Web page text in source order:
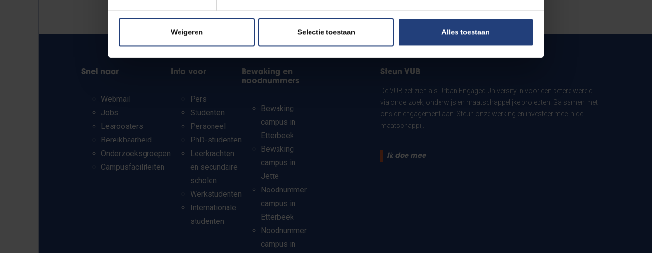
Weigeren Selectie toestaan Alles toestaan
Snel naar
Webmail
Jobs
Lesroosters
Bereikbaarheid
Onderzoeksgroepen
Campusfaciliteiten
Info voor
Pers
Studenten
Personeel
PhD-studenten
Leerkrachten
en secundaire
scholen
Werkstudenten
Internationale
studenten
Bewaking en
noodnummers
Bewaking
campus in
Etterbeek
Bewaking
campus in
Jette
Noodnummer
campus in
Etterbeek
Noodnummer
campus in
Steun VUB
De VUB zet zich als Urban Engaged University in voor een betere wereld
via onderzoek, onderwijs en maatschappelijke projecten. Ga samen met
ons dit engagement aan. Steun onze werking en investeer mee in de
maatschappij.
Ik doe mee